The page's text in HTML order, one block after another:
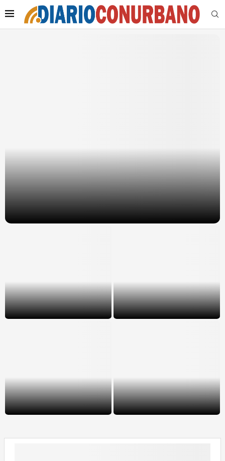
Insólito: desvalijó un salón de
fiestas, cenó en el lugar y se robó
10 kilos de pizza
robar a una carnicería, los
empleados se resistieron y
balearon a uno
endeudamiento: «Es una persona
perversa que quiere ocultar la
situación»
y de dirigentes que se dan la
buena vida»: el duro mensaje de
la Iglesia en San Cayetano